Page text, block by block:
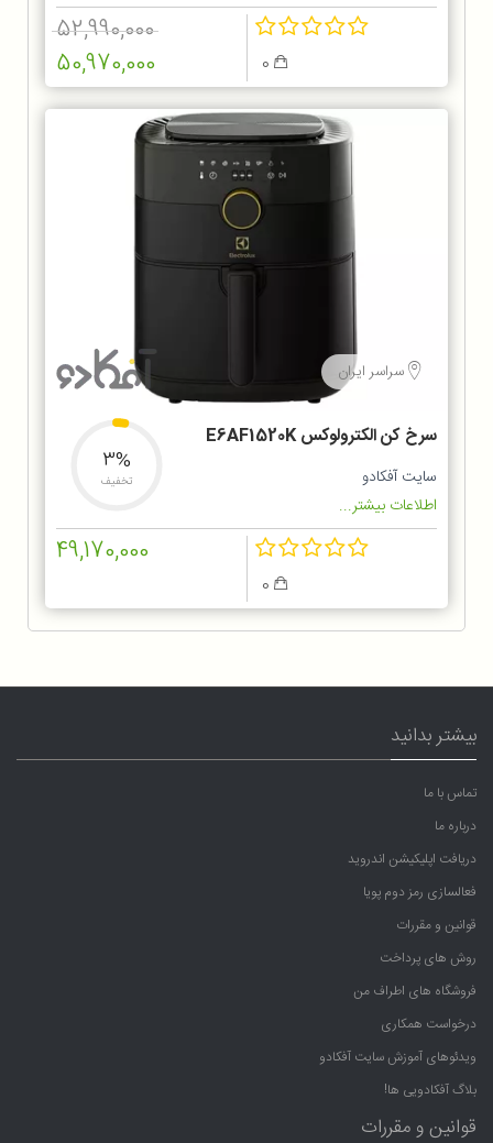
52,990,000
50,970,000
سراسر ایران
سرخ کن الکترولوکس E6AF1520K
سایت آفکادو
اطلاعات بیشتر...
3%
تخفیف
49,170,000
بیشتر بدانید
تماس با ما
درباره ما
دریافت اپلیکیشن اندروید
فعالسازی رمز دوم پویا
قوانین و مقررات
روش های پرداخت
فروشگاه های اطراف من
درخواست همکاری
ویدئوهای آموزش سایت آفکادو
بلاگ آفکادویی ها!
قوانین و مقررات